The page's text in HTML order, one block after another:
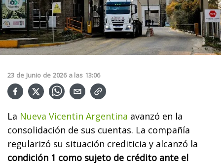
23 de Junio de 2026 a las 13:06
La Nueva Vicentin Argentina avanzó en la
consolidación de sus cuentas. La compañía
regularizó su situación crediticia y alcanzó la
condición 1 como sujeto de crédito ante el